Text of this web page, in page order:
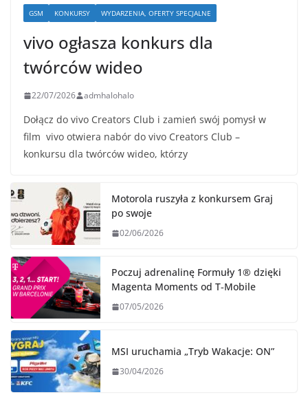
GSM KONKURSY WYDARZENIA, OFERTY SPECJALNE
vivo ogłasza konkurs dla
twórców wideo
22/07/2026 admhalohalo
Dołącz do vivo Creators Club i zamień swój pomysł w
film vivo otwiera nabór do vivo Creators Club –
konkursu dla twórców wideo, którzy
Motorola ruszyła z konkursem Graj
po swoje
02/06/2026
Poczuj adrenalinę Formuły 1® dzięki
Magenta Moments od T‑Mobile
07/05/2026
MSI uruchamia „Tryb Wakacje: ON”
30/04/2026